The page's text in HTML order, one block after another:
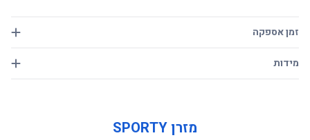
זמן אספקה
מידות
מזרן SPORTY